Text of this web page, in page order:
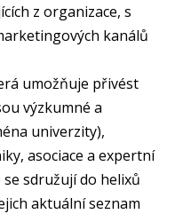
z organizace, s
kanálů
umožňuje přivést
výzkumné a
univerzity),
asociace a expertní
sdružují do helixů
aktuální seznam